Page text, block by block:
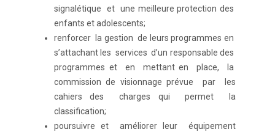
signalétique et une meilleure protection des
enfants et adolescents;
renforcer la gestion de leurs programmes en
s’attachant les services d’un responsable des
programmes et en mettant en place, la
commission de visionnage prévue par les
cahiers des charges qui permet la
classification;
poursuivre et améliorer leur équipement